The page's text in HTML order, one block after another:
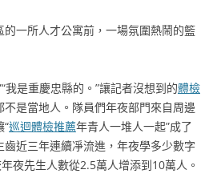
的一所人才公寓前，一場氛圍熱鬧的籃
我是重慶忠縣的。”讓記者沒想到的體檢
是當地人。隊員們年夜部門來自周邊
“巡迴體檢推薦年青人一堆人一起”成了
近三年連續凈流進，年夜學多少數字
夜先生人數從2.5萬人增添到10萬人。